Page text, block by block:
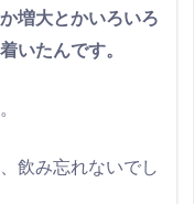
増大とかいろいろ
いたんです。
飲み忘れないでし